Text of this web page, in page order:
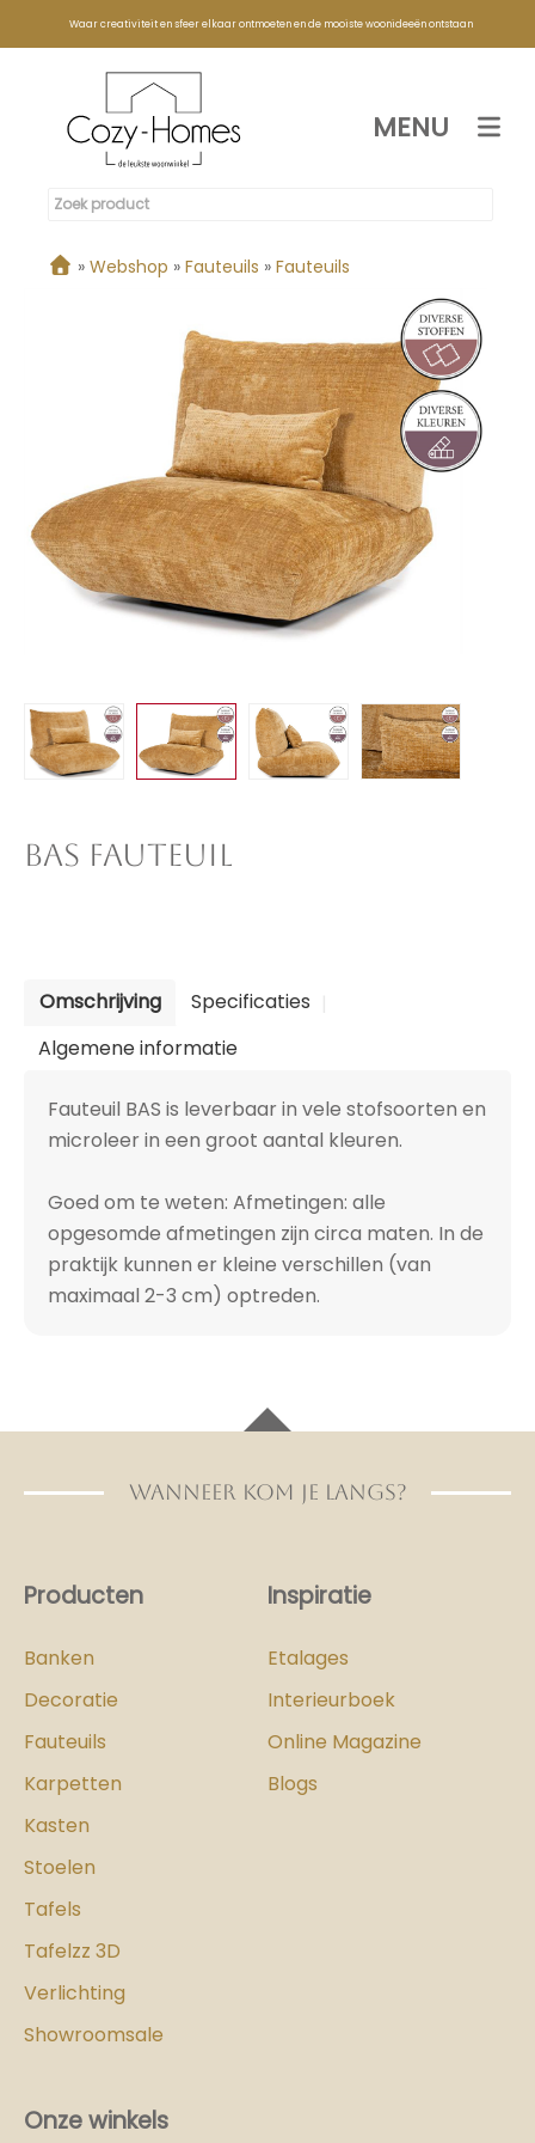
Waar creativiteit en sfeer elkaar ontmoeten en de mooiste woonideeën ontstaan
MENU
» Webshop » Fauteuils » Fauteuils
BAS FAUTEUIL
Omschrijving
Specificaties
Algemene informatie
Fauteuil BAS is leverbaar in vele stofsoorten en
microleer in een groot aantal kleuren.
Goed om te weten: Afmetingen: alle
opgesomde afmetingen zijn circa maten. In de
praktijk kunnen er kleine verschillen (van
maximaal 2-3 cm) optreden.
WANNEER KOM JE LANGS?
Producten
Banken
Decoratie
Fauteuils
Karpetten
Kasten
Stoelen
Tafels
Tafelzz 3D
Verlichting
Showroomsale
Inspiratie
Etalages
Interieurboek
Online Magazine
Blogs
Onze winkels